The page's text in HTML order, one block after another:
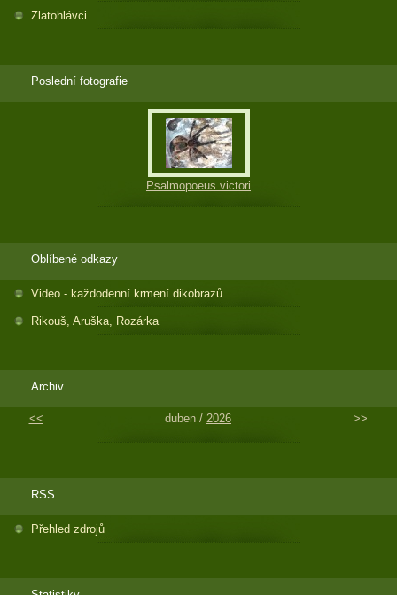
Zlatohlávci
Poslední fotografie
Psalmopoeus victori
Oblíbené odkazy
Video - každodenní krmení dikobrazů
Rikouš, Aruška, Rozárka
Archiv
<< duben / 2026 >>
RSS
Přehled zdrojů